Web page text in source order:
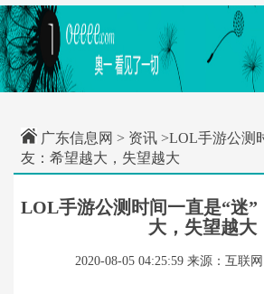
广东信息网 > 资讯 >LOL手游公测
友：希望越大，失望越大
LOL手游公测时间一直是“迷”
大，失望越大
2020-08-05 04:25:59 来源：互联网